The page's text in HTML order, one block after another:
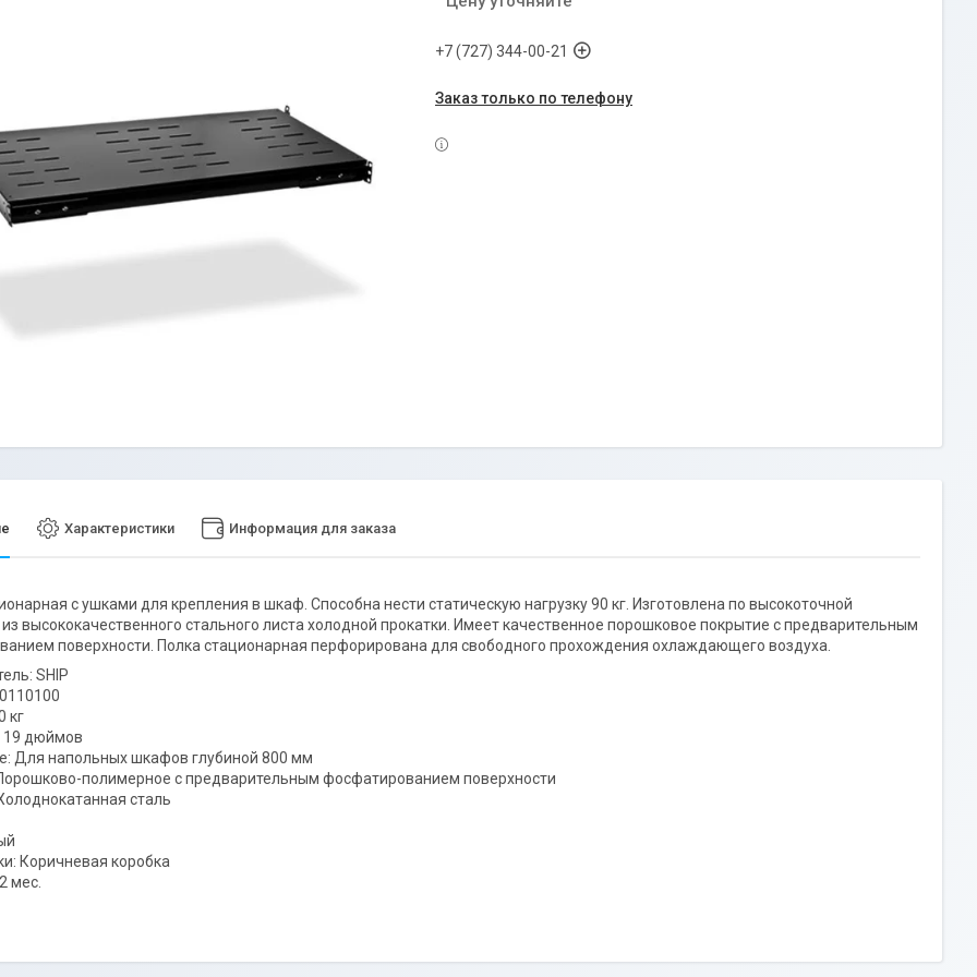
+7 (727) 344-00-21
Заказ только по телефону
Характеристики Информация для заказа
с ушками для крепления в шкаф. Способна нести статическую нагрузку 90 кг. Изготовлена по высокоточной
из высококачественного стального листа холодной прокатки. Имеет качественное порошковое покрытие с предварительным
поверхности. Полка стационарная перфорирована для свободного прохождения охлаждающего воздуха.
SHIP
кг
19 дюймов
Для напольных шкафов глубиной 800 мм
полимерное с предварительным фосфатированием поверхности
сталь
Коричневая коробка
мес.